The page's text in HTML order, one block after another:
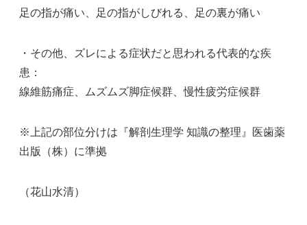
足の指が痛い、足の指がしびれる、足の裏が痛い
・その他、ズレによる症状だと思われる代表的な疾
患：
線維筋痛症、ムズムズ脚症候群、慢性疲労症候群
※上記の部位分けは『解剖生理学 知識の整理』医歯薬
出版（株）に準拠
（花山水清）